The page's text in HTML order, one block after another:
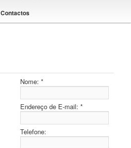
Contactos
Nome:*
Endereço de E-mail:*
Telefone: